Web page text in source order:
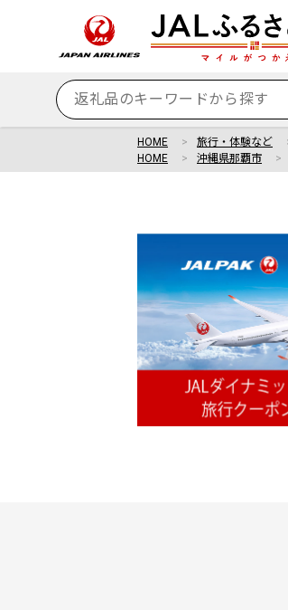
HOME 旅行・体験など
HOME
沖縄県那覇市